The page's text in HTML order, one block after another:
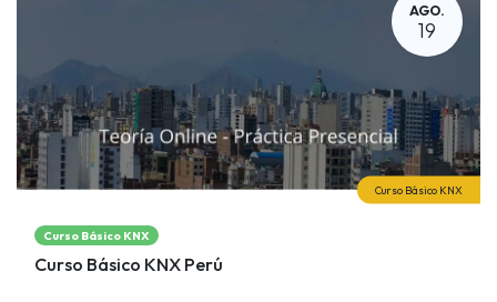
AGO.
19
Curso Básico KNX
Curso Básico KNX
Curso Básico KNX Perú